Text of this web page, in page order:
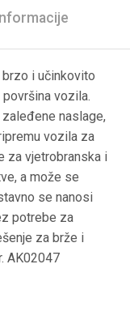
i učinkovito
vozila.
naslage,
vozila za
za vjetrobranska i
a može se
se nanosi
potrebe za
za brže i
AK02047